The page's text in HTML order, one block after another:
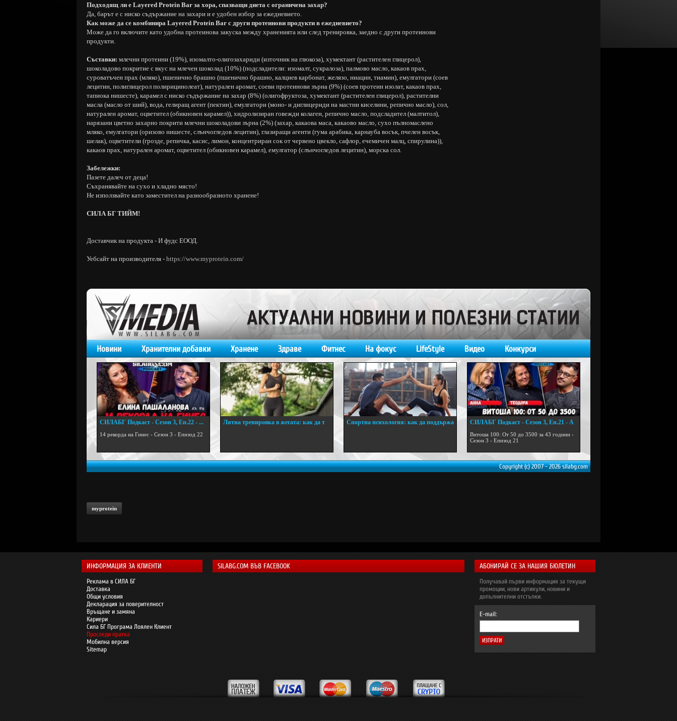
Подходящ ли е Layered Protein Bar за хора, спазващи диета с ограничена захар?
Да, барът е с ниско съдържание на захари и е удобен избор за ежедневието.
Как може да се комбинира Layered Protein Bar с други протеинови продукти в ежедневието?
Може да го включите като удобна протеинова закуска между храненията или след тренировка, заедно с други протеинови
продукти.
Съставки: млечни протеини (19%), изомалто-олигозахариди (източник на глюкоза), хумектант (растителен глицерол),
шоколадово покритие с вкус на млечен шоколад (10%) (подсладители: изомалт, сукралоза), палмово масло, какаов прах,
суроватъчен прах (мляко), пшенично брашно (пшенично брашно, калциев карбонат, желязо, ниацин, тиамин), емулгатори (соев
лецитин, полиглицерол полирицинолеат), натурален аромат, соеви протеинови зърна (9%) (соев протеин изолат, какаов прах,
тапиока нишесте), карамел с ниско съдържание на захар (8%) (олигофруктоза, хумектант (растителен глицерол), растителни
масла (масло от ший), вода, гелиращ агент (пектин), емулгатори (моно- и диглицериди на мастни киселини, репично масло), сол,
натурален аромат, оцветител (обикновен карамел)), хидролизиран говежди колаген, репично масло, подсладител (малтитол),
нарязани цветно захарно покрити млечни шоколадови зърна (2%) (захар, какаова маса, какаово масло, сухо пълномаслено
мляко, емулгатори (оризово нишесте, слънчогледов лецитин), глазиращи агенти (гума арабика, карнауба восък, пчелен восък,
шелак), оцветители (грозде, репичка, касис, лимон, концентриран сок от червено цвекло, сафлор, ечемичен малц, спирулина)),
какаов прах, натурален аромат, оцветител (обикновен карамел), емулгатор (слънчогледов лецитин), морска сол.
Забележки:
Пазете далеч от деца!
Съхранявайте на сухо и хладно място!
Не използвайте като заместител на разнообразното хранене!
СИЛА БГ ТИЙМ!
Доставчик на продукта - И фудс ЕООД.
Уебсайт на производителя - https://www.myprotein.com/
Новини Хранителни добавки Хранене Здраве Фитнес На фокус LifeStyle Видео Конкурси
СИЛАБГ Подкаст - Сезон 3, Еп.22 - ...
14 рекорда на Гинес - Сезон 3 - Епизод 22
Лятна тренировка в жегата: как да т
Спортна психология: как да поддържа
СИЛАБГ Подкаст - Сезон 3, Еп.21 - А
Витоша 100: От 50 до 3500 за 43 години -
Сезон 3 - Епизод 21
Copyright (c) 2007 - 2026 silabg.com
myprotein
ИНФОРМАЦИЯ ЗА КЛИЕНТИ
Реклама в СИЛА БГ
Доставка
Общи условия
Декларация за поверителност
Връщане и замяна
Кариери
Сила БГ Програма Лоялен Клиент
Проследи пратка
Мобилна версия
Sitemap
SILABG.COM ВЪВ FACEBOOK АБОНИРАЙ СЕ ЗА НАШИЯ БЮЛЕТИН
Получавай първи информация за текущи
промоции, нови артикули, новини и
допълнителни отстъпки.
E-mail: